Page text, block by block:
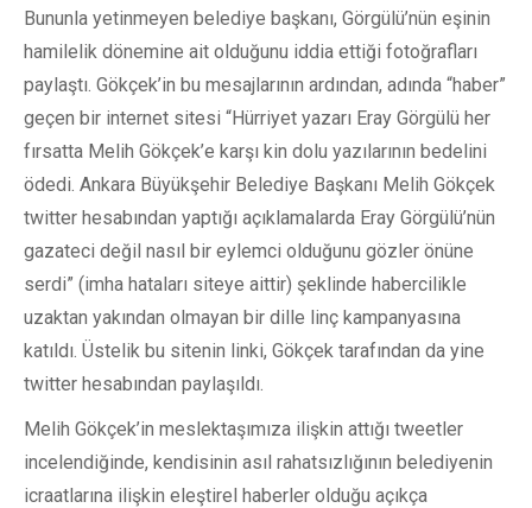
Bununla yetinmeyen belediye başkanı, Görgülü’nün eşinin
hamilelik dönemine ait olduğunu iddia ettiği fotoğrafları
paylaştı. Gökçek’in bu mesajlarının ardından, adında “haber”
geçen bir internet sitesi “Hürriyet yazarı Eray Görgülü her
fırsatta Melih Gökçek’e karşı kin dolu yazılarının bedelini
ödedi. Ankara Büyükşehir Belediye Başkanı Melih Gökçek
twitter hesabından yaptığı açıklamalarda Eray Görgülü’nün
gazateci değil nasıl bir eylemci olduğunu gözler önüne
serdi” (imha hataları siteye aittir) şeklinde habercilikle
uzaktan yakından olmayan bir dille linç kampanyasına
katıldı. Üstelik bu sitenin linki, Gökçek tarafından da yine
twitter hesabından paylaşıldı.
Melih Gökçek’in meslektaşımıza ilişkin attığı tweetler
incelendiğinde, kendisinin asıl rahatsızlığının belediyenin
icraatlarına ilişkin eleştirel haberler olduğu açıkça